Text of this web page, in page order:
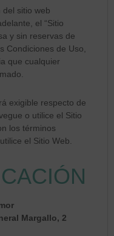
del sitio web
el “Sitio
y sin reservas de
Condiciones de Uso,
que cualquier
exigible respecto de
o utilice el Sitio
los términos
el Sitio Web.
Margallo, 2